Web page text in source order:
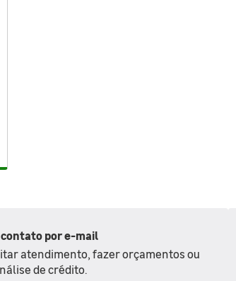
por e-mail
atendimento, fazer orçamentos ou
de crédito.